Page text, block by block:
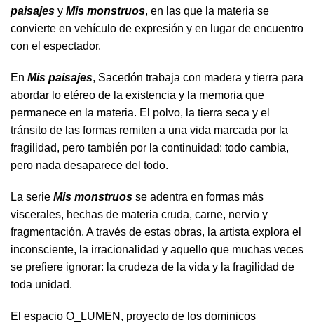
paisajes y Mis monstruos, en las que la materia se
convierte en vehículo de expresión y en lugar de encuentro
con el espectador.
En Mis paisajes, Sacedón trabaja con madera y tierra para
abordar lo etéreo de la existencia y la memoria que
permanece en la materia. El polvo, la tierra seca y el
tránsito de las formas remiten a una vida marcada por la
fragilidad, pero también por la continuidad: todo cambia,
pero nada desaparece del todo.
La serie Mis monstruos se adentra en formas más
viscerales, hechas de materia cruda, carne, nervio y
fragmentación. A través de estas obras, la artista explora el
inconsciente, la irracionalidad y aquello que muchas veces
se prefiere ignorar: la crudeza de la vida y la fragilidad de
toda unidad.
El espacio O_LUMEN, proyecto de los dominicos